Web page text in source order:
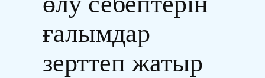
ғалымдар
зерттеп жатыр